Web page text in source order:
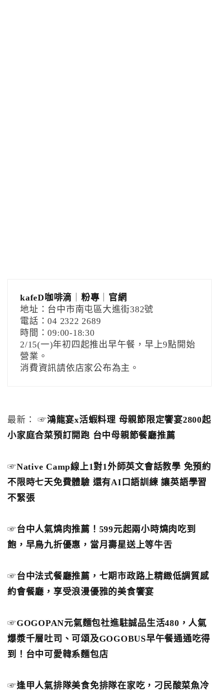
kafeD咖啡滴 粉專
官網
地址：台中市南屯區大進街382號
電話：04 2322 2689
時間：09:00-18:30
2/15(一)年初四起推出早午餐，早上9點開始
營業。
消費資訊請依店家公布為主。
最新： ☞鴻龍宴x活蝦料理 母親節限定饗宴2800起
小家庭合菜預訂開跑 台中母親節餐廳推薦
☞Native Camp線上1對1外師英文會話教學 免預約
不限時七天免費體驗 還有AI口語訓練 讓英語學習
不緊張
☞台中人氣燒肉推薦！599元起兩小時燒肉吃到
飽，早鳥九折優惠，當月壽星送上等牛舌
☞台中法式餐廳推薦，七期市政路上精緻低調質感
約會餐廳，享受浪漫優雅的美食饗宴
☞GOGOPAN元氣麵包社進駐誠品生活480，人氣
爆漿千層吐司、可頌及GOGOBUS早午餐通通吃得
到！台中可愛韓系麵包店
☞逢甲人氣排隊美食免排隊在家吃，刁民酸菜魚冷